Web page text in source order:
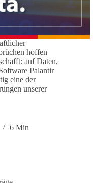
hoffen
auf Daten,
Palantir
eine der
unserer
6 Min